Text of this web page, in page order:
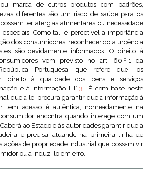
marca de outros produtos com padrões,
diferentes são um risco de saúde para os
ter alergias alimentares ou necessidade
especiais. Como tal, é percetível a importância
dos consumidores, reconhecendo a urgência
são devidamente informados. O direito à
vem previsto no art. 60.º-1 da
Portuguesa, que refere que “os
direito à qualidade dos bens e serviços
e à informação […]” [3] . É com base neste
que a lei procura garantir que a informação à
tem acesso é autêntica, nomeadamente na
encontra quando interage com um
ao Estado e às autoridades garantir que a
e precisa, atuando na primeira linha de
de propriedade industrial que possam vir
ou a induzi-lo em erro.